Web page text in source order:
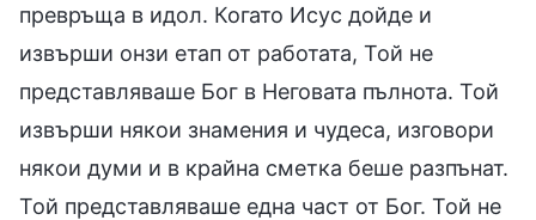
превръща в идол. Когато Исус дойде и
извърши онзи етап от работата, Той не
представляваше Бог в Неговата пълнота. Той
извърши някои знамения и чудеса, изговори
някои думи и в крайна сметка беше разпънат.
Той представляваше една част от Бог. Той не